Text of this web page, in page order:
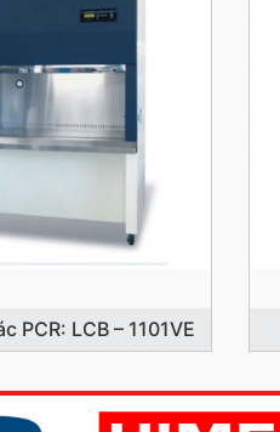
PCR: LCB – 1101VE